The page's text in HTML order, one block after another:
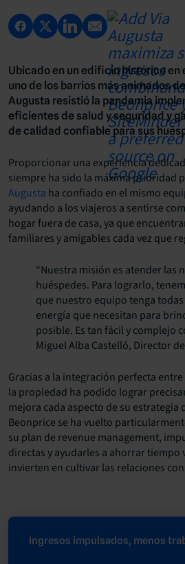
Ubicado en un edificio histórico en
uno de los barrios más animados
Augusta resistió la pandemia
eficientes de salud y seguridad y
de calidad confiable para sus
Proporcionar una experiencia
siempre ha sido la máxima prioridad
Augusta ha confiado en el mismo
ayudando a los viajeros a sentirse
hogar fuera de casa, ya que
familiares y amigables cada vez que
“Nuestra misión es atender las
huéspedes. Para lograrlo,
que nuestro equipo tenga
energía que necesitan para
posible. Es tan fácil y complejo
Miguel Alba Castelló, Director
Gracias a la integración perfecta
la propiedad ha podido lograr
mejora cada aspecto de su estrategia
Beonprice se ha vuelto
su plan de revenue management,
directas y ayudarles a ahorrar tiempo
invierten en cultivar las relaciones
Ingresos impulsados, menos